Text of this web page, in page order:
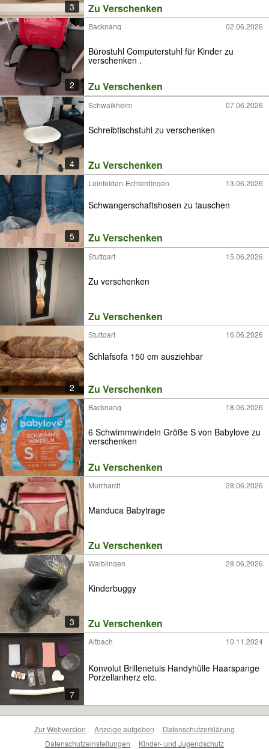
3 Zu Verschenken
2
Backnang 02.06.2026
Bürostuhl Computerstuhl für Kinder zu
verschenken .
Zu Verschenken
4
Schwaikheim 07.06.2026
Schreibtischstuhl zu verschenken
Zu Verschenken
5
Leinfelden-Echterdingen 13.06.2026
Schwangerschaftshosen zu tauschen
Zu Verschenken
Stuttgart 15.06.2026
Zu verschenken
Zu Verschenken
2
Stuttgart 16.06.2026
Schlafsofa 150 cm ausziehbar
Zu Verschenken
Backnang 18.06.2026
6 Schwimmwindeln Größe S von Babylove zu
verschenken
Zu Verschenken
Murrhardt 28.06.2026
Manduca Babytrage
Zu Verschenken
3
Waiblingen 28.06.2026
Kinderbuggy
Zu Verschenken
7
Altbach 10.11.2024
Konvolut Brillenetuis Handyhülle Haarspange
Porzellanherz etc.
Zur Webversion Anzeige aufgeben
Datenschutzerklärung
Datenschutzeinstellungen
Kinder- und Jugendschutz